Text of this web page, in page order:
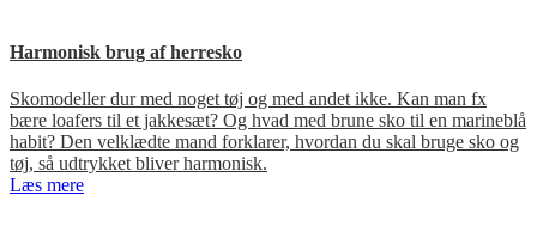
Harmonisk brug af herresko
Skomodeller dur med noget tøj og med andet ikke. Kan man fx
bære loafers til et jakkesæt? Og hvad med brune sko til en marineblå
habit? Den velklædte mand forklarer, hvordan du skal bruge sko og
tøj, så udtrykket bliver harmonisk.
Læs mere